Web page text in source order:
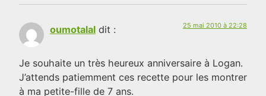
oumotalal dit : 25 mai 2010 à 22:28
Je souhaite un très heureux anniversaire à Logan.
J’attends patiemment ces recette pour les montrer
à ma petite-fille de 7 ans.